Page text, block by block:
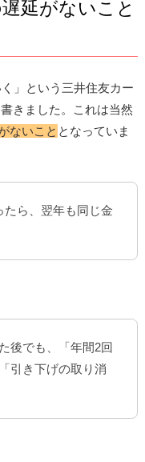
延がないこと
」という三井住友カー
きました。これは当然
ないこと となっていま
たら、翌年も同じ金
後でも、「年間2回
引き下げの取り消